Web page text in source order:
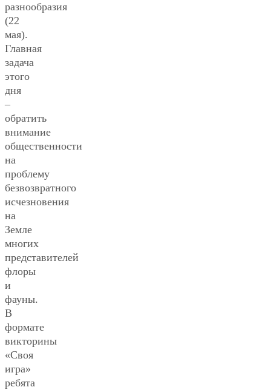
разнообразия
(22
мая).
Главная
задача
этого
дня
–
обратить
внимание
общественности
на
проблему
безвозвратного
исчезновения
на
Земле
многих
представителей
флоры
и
фауны.
В
формате
викторины
«Своя
игра»
ребята